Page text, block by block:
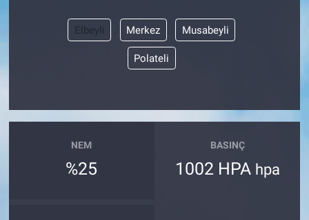
Elbeyli Merkez Musabeyli
Polateli
NEM
%25
BASINÇ
1002 HPA hpa